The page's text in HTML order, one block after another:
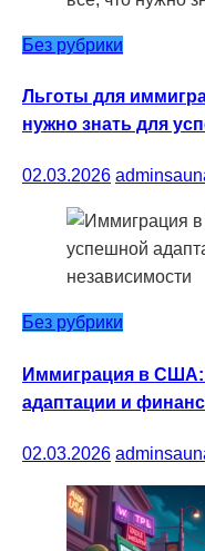
Без рубрики
Льготы для
нужно знать для
02.03.2026
Без рубрики
Иммиграция в
адаптации и
02.03.2026